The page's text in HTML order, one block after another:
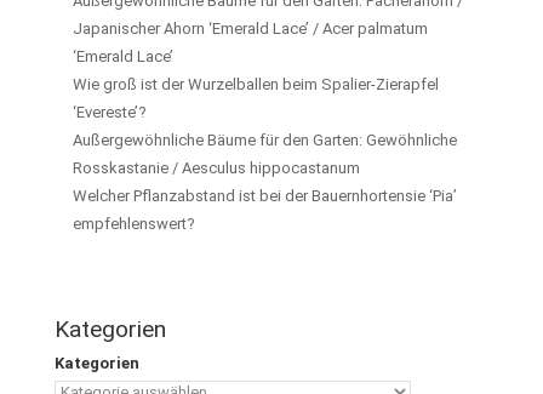
Japanischer Ahorn ‘Emerald Lace’ / Acer palmatum
‘Emerald Lace’
Wie groß ist der Wurzelballen beim Spalier-Zierapfel
‘Evereste’?
Außergewöhnliche Bäume für den Garten: Gewöhnliche
Rosskastanie / Aesculus hippocastanum
Welcher Pflanzabstand ist bei der Bauernhortensie ‘Pia’
empfehlenswert?
Kategorien
Kategorien